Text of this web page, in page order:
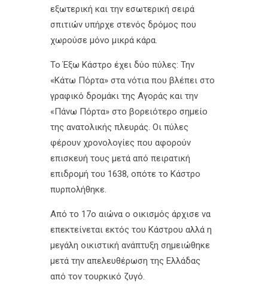
εξωτερική και την εσωτερική σειρά
σπιτιών υπήρχε στενός δρόμος που
χωρούσε μόνο μικρά κάρα.
Το Έξω Κάστρο έχει δύο πύλες: Την
«Κάτω Πόρτα» στα νότια που βλέπει στο
γραφικό δρομάκι της Αγοράς και την
«Πάνω Πόρτα» στο βορειότερο σημείο
της ανατολικής πλευράς. Οι πύλες
φέρουν χρονολογίες που αφορούν
επισκευή τους μετά από πειρατική
επιδρομή του 1638, οπότε το Κάστρο
πυρπολήθηκε.
Από το 17ο αιώνα ο οικισμός άρχισε να
επεκτείνεται εκτός του Κάστρου αλλά η
μεγάλη οικιστική ανάπτυξη σημειώθηκε
μετά την απελευθέρωση της Ελλάδας
από τον τουρκικό ζυγό.